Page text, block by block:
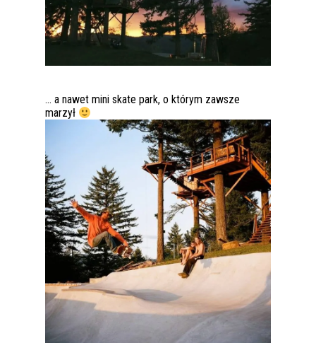
… a nawet mini skate park, o którym zawsze
marzył